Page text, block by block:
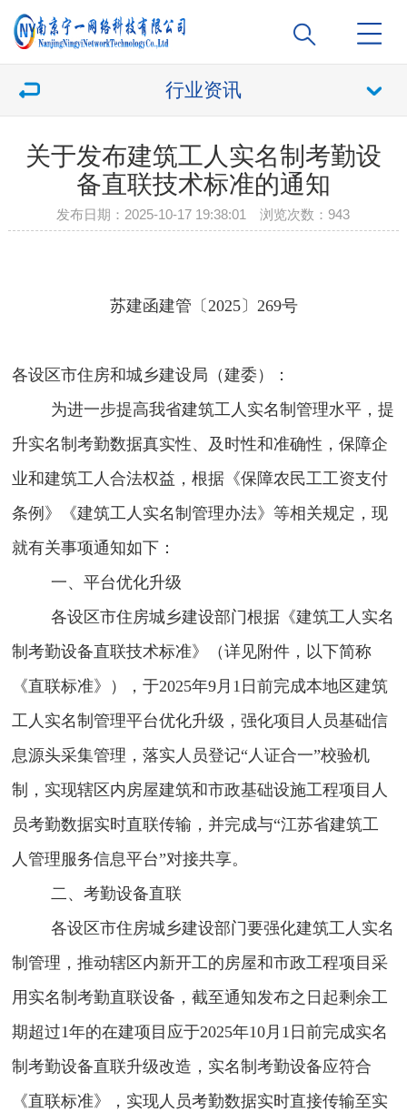
行业资讯
关于发布建筑工人实名制考勤设
备直联技术标准的通知
发布日期：2025-10-17 19:38:01 浏览次数： 943
苏建函建管〔 2025〕 269号
各设区市住房和城乡建设局（建委）：
为进一步提高我省建筑工人实名制管理水平，提
升实名制考勤数据真实性、及时性和准确性，保障企
业和建筑工人合法权益，根据《保障农民工工资支付
条例》《建筑工人实名制管理办法》等相关规定，现
就有关事项通知如下：
一、平台优化升级
各设区市住房城乡建设部门根据《建筑工人实名
制考勤设备直联技术标准》（详见附件，以下简称
《直联标准》），于2025年9月 1 日前完成本地区建筑
工人实名制管理平台优化升级，强化项目人员基础信
息源头采集管理，落实人员登记“人证合一”校验机
制，实现辖区内房屋建筑和市政基础设施工程项目人
员考勤数据实时直联传输，并完成与“江苏省建筑工
人管理服务信息平台”对接共享。
二、考勤设备直联
各设区市住房城乡建设部门要强化建筑工人实名
制管理，推动辖区内新开工的房屋和市政工程项目采
用实名制考勤直联设备，截至通知发布之日起剩余工
期超过1年的在建项目应于2025年10月 1 日前完成实名
制考勤设备直联升级改造，实名制考勤设备应符合
《直联标准》，实现人员考勤数据实时直接传输至实